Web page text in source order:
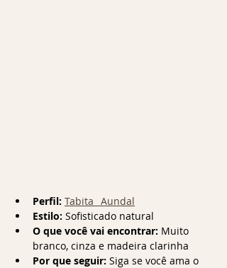
Perfil: Tabita_ Aundal
Estilo: Sofisticado natural
O que você vai encontrar: Muito
branco, cinza e madeira clarinha
Por que seguir: Siga se você ama o